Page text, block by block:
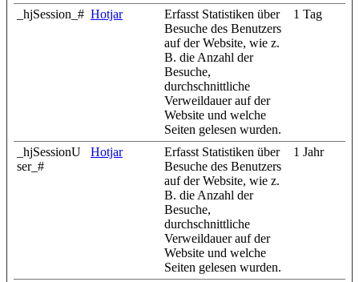
_hjSession_# Hotjar
Erfasst Statistiken über
Besuche des Benutzers
auf der Website, wie z.
B. die Anzahl der
Besuche,
durchschnittliche
Verweildauer auf der
Website und welche
Seiten gelesen wurden.
1 Tag
_hjSessionU
ser_#
Hotjar
Erfasst Statistiken über
Besuche des Benutzers
auf der Website, wie z.
B. die Anzahl der
Besuche,
durchschnittliche
Verweildauer auf der
Website und welche
Seiten gelesen wurden.
1 Jahr